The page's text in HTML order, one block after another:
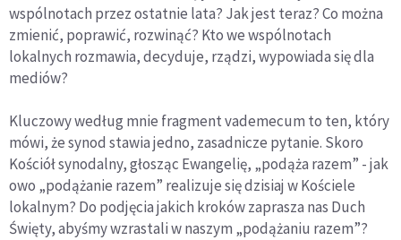
wspólnotach przez ostatnie lata? Jak jest teraz? Co można
zmienić, poprawić, rozwinąć? Kto we wspólnotach
lokalnych rozmawia, decyduje, rządzi, wypowiada się dla
mediów?
Kluczowy według mnie fragment vademecum to ten, który
mówi, że synod stawia jedno, zasadnicze pytanie. Skoro
Kościół synodalny, głosząc Ewangelię, „podąża razem” - jak
owo „podążanie razem” realizuje się dzisiaj w Kościele
lokalnym? Do podjęcia jakich kroków zaprasza nas Duch
Święty, abyśmy wzrastali w naszym „podążaniu razem”?